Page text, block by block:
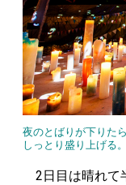
夜のとばりが下りた
しっとり盛り上げる。
2日目は晴れて